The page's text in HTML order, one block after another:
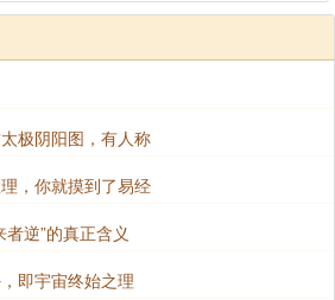
？阴阳是一个辩证法这个比
限于辩证，阴阳又是一套系统，
以通过这门学说来修正我们的思
化角度看待问题，不至于让自己
以告诉任何事物的发展都不是
极阴阳图，有人称
，你就摸到了易经
逆”的真正含义
即宇宙终始之理